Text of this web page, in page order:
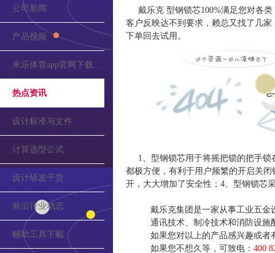
公司新闻
产品视频
米乐体育app官网下载的公告
热点资讯
设计标准与文件
计算选型公式
设计研发干货
前沿行业动态
輔助工具下載
戴乐克 型钢锁芯100%满足您对各
客户反映达不到要求，赖总又找了几
下单回去试用。
1、型钢锁芯用于将摇把锁的把手
都极方便，有利于用户频繁的开启关
开，大大增加了安全性；4、型钢锁芯
戴乐克集团是一家从事工业五金
通讯技术、制冷技术和消防设
如果您对以上的产品感兴趣或者
如果您不想久等，可致电： 400